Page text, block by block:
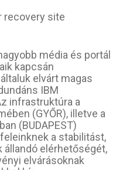
recovery site
média és portál
kapcsán
elvárt magas
IBM
infrastruktúra a
(GYŐR), illetve a
(BUDAPEST)
a stabilitást,
elérhetőségét,
elvárásoknak